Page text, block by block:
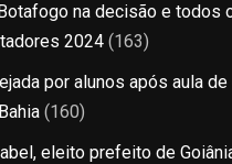
na decisão e todos
2024 (163)
por alunos após aula de
(160)
eleito prefeito de